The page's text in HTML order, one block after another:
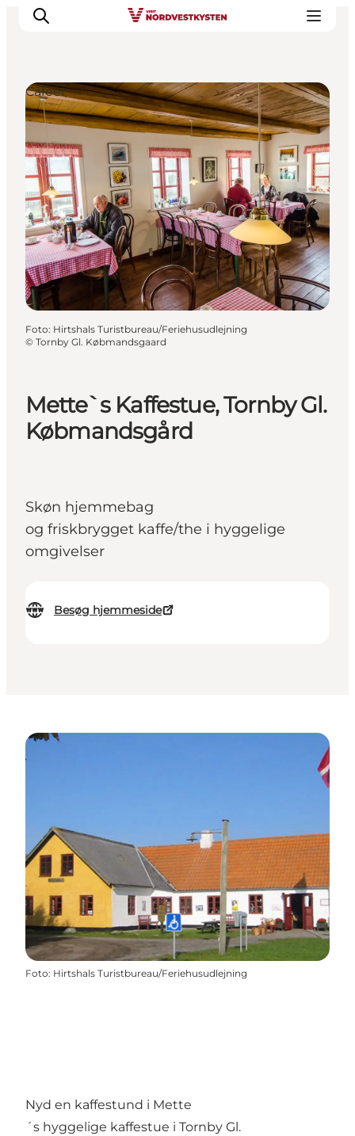
Feriesteder
Inspiration
Handicapvenlig ferie
Events
Overnatning
Planlæg din ferie
Mette`s Kaffestue, Tornby Gl.
Købmandsgård
Skøn hjemmebag
og friskbrygget kaffe/the i hyggelige
omgivelser
Besøg hjemmeside
Cafeer
Foto: Hirtshals Turistbureau/Feriehusudlejning
© Tornby Gl. Købmandsgaard
Foto: Hirtshals Turistbureau/Feriehusudlejning
Nyd en kaffestund i Mette
´s hyggelige kaffestue i Tornby Gl.